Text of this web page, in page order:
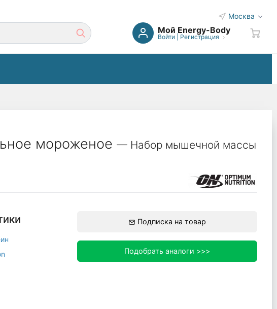
Москва
Мой Energy-Body
Войти| Регистрация
мороженое — Набор мышечной массы
Подписка на товар
Подобрать аналоги >>>